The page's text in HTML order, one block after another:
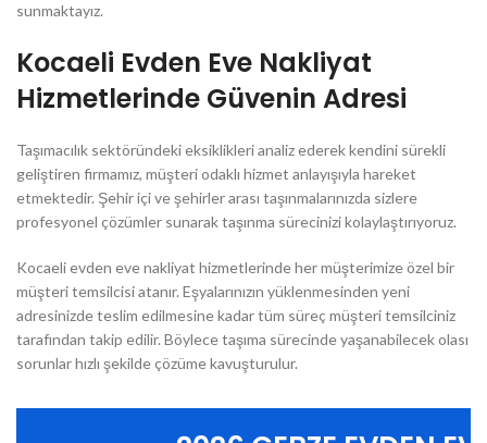
sunmaktayız.
Kocaeli Evden Eve Nakliyat
Hizmetlerinde Güvenin Adresi
Taşımacılık sektöründeki eksiklikleri analiz ederek kendini sürekli
geliştiren firmamız, müşteri odaklı hizmet anlayışıyla hareket
etmektedir. Şehir içi ve şehirler arası taşınmalarınızda sizlere
profesyonel çözümler sunarak taşınma sürecinizi kolaylaştırıyoruz.
Kocaeli evden eve nakliyat hizmetlerinde her müşterimize özel bir
müşteri temsilcisi atanır. Eşyalarınızın yüklenmesinden yeni
adresinizde teslim edilmesine kadar tüm süreç müşteri temsilciniz
tarafından takip edilir. Böylece taşıma sürecinde yaşanabilecek olası
sorunlar hızlı şekilde çözüme kavuşturulur.